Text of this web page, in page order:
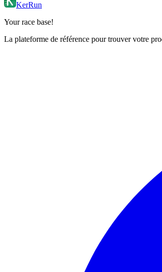
KerRun
Your race base!
La plateforme de référence pour trouver votre